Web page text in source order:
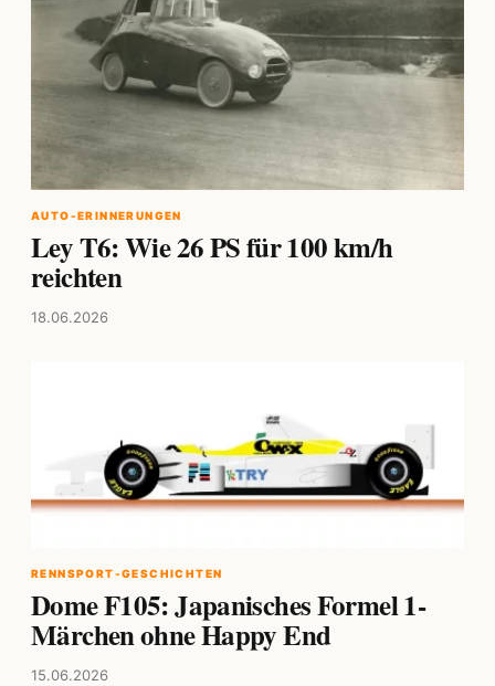
AUTO-ERINNERUNGEN
Ley T6: Wie 26 PS für 100 km/h
reichten
18.06.2026
RENNSPORT-GESCHICHTEN
Dome F105: Japanisches Formel 1-
Märchen ohne Happy End
15.06.2026